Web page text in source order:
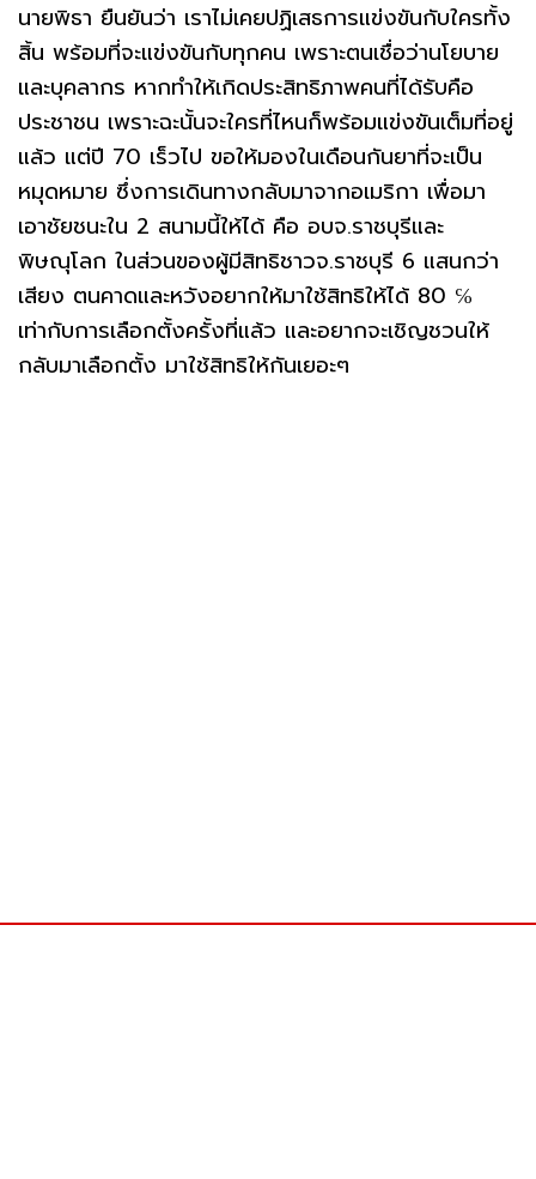
นายพิธา ยืนยันว่า เราไม่เคยปฏิเสธการแข่งขันกับใครทั้ง
สิ้น พร้อมที่จะแข่งขันกับทุกคน เพราะตนเชื่อว่านโยบาย
และบุคลากร หากทำให้เกิดประสิทธิภาพคนที่ได้รับคือ
ประชาชน เพราะฉะนั้นจะใครที่ไหนก็พร้อมแข่งขันเต็มที่อยู่
แล้ว แต่ปี 70 เร็วไป ขอให้มองในเดือนกันยาที่จะเป็น
หมุดหมาย ซึ่งการเดินทางกลับมาจากอเมริกา เพื่อมา
เอาชัยชนะใน 2 สนามนี้ให้ได้ คือ อบจ.ราชบุรีและ
พิษณุโลก ในส่วนของผู้มีสิทธิชาวจ.ราชบุรี 6 แสนกว่า
เสียง ตนคาดและหวังอยากให้มาใช้สิทธิให้ได้ 80 ℅
เท่ากับการเลือกตั้งครั้งที่แล้ว และอยากจะเชิญชวนให้
กลับมาเลือกตั้ง มาใช้สิทธิให้กันเยอะๆ